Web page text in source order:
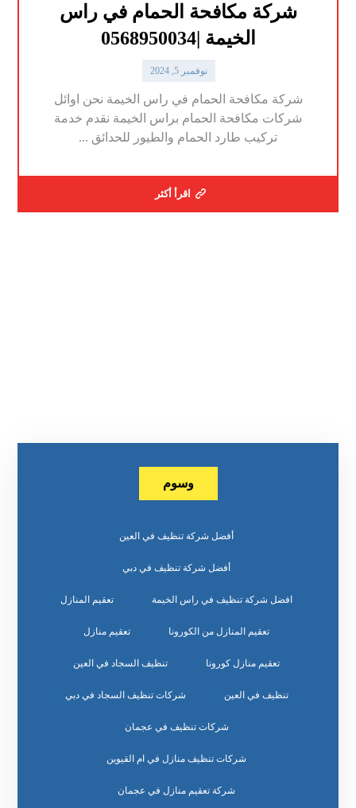
شركة مكافحة الحمام في راس
الخيمة |0568950034
نوفمبر 5, 2024
شركة مكافحة الحمام في راس الخيمة نحن اوائل
شركات مكافحة الحمام براس الخيمة نقدم خدمة
تركيب طارد الحمام والطيور للحدائق ...
اقرأ أكثر
وسوم
أفضل شركة تنظيف في العين
أفضل شركة تنظيف في دبي
افضل شركة تنظيف في راس الخيمة تعقيم المنازل
تعقيم المنازل من الكورونا تعقيم منازل
تعقيم منازل كورونا تنظيف السجاد في العين
تنظيف في العين شركات تنظيف السجاد في دبي
شركات تنظيف في عجمان
شركات تنظيف منازل في ام القيوين
شركة تعقيم منازل في عجمان